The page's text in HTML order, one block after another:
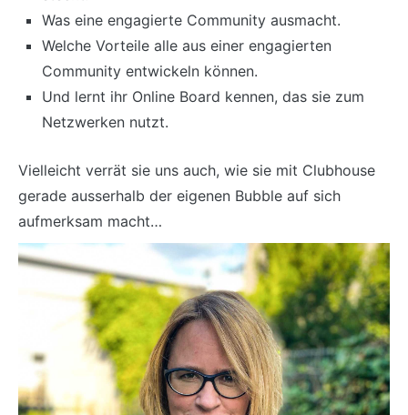
Was eine engagierte Community ausmacht.
Welche Vorteile alle aus einer engagierten
Community entwickeln können.
Und lernt ihr Online Board kennen, das sie zum
Netzwerken nutzt.
Vielleicht verrät sie uns auch, wie sie mit Clubhouse
gerade ausserhalb der eigenen Bubble auf sich
aufmerksam macht…